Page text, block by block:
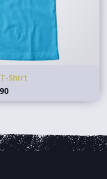
Shirt